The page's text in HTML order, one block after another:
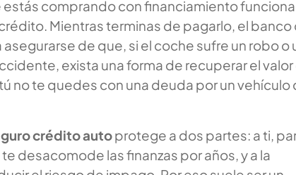
estás comprando con financiamiento funciona
Mientras terminas de pagarlo, el banco
de que, si el coche sufre un robo o
exista una forma de recuperar el valor
no te quedes con una deuda por un vehículo
crédito autoprotege a dos partes: a ti,
desacomode las finanzas por años, y a la